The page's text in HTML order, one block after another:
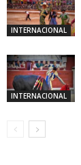
INTERNACIONAL
INTERNACIONAL